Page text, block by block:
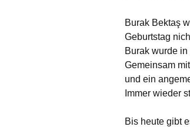
Burak Bektaş
Geburtstag
Burak wurde
Gemeinsam
und ein
Immer wieder
Bis heute gibt